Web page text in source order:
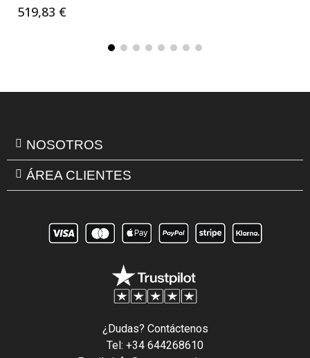
519,83 €
NOSOTROS
ÁREA CLIENTES
¿Dudas? Contáctenos
Tel: +34 644268610